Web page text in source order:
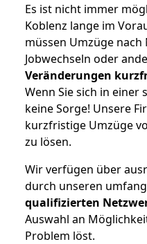
Es ist nicht immer
Koblenz lange im
müssen Umzüge
Jobwechseln oder
Veränderungen
Wenn Sie sich in einer
keine Sorge! Unsere
kurzfristige Umzüge
zu lösen.
Wir verfügen über
durch unseren
qualifizierten
Auswahl an
Problem löst.